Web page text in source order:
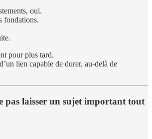
oui.
fondations.
pour plus tard.
lien capable de durer, au-delà de
pas laisser un sujet important tout